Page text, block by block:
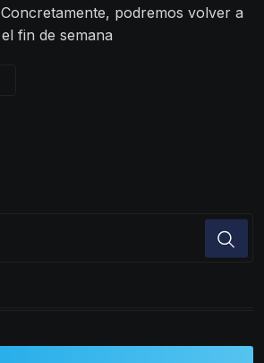
podremos volver a
fin de semana